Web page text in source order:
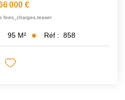
000 €
95 M² Réf : 858